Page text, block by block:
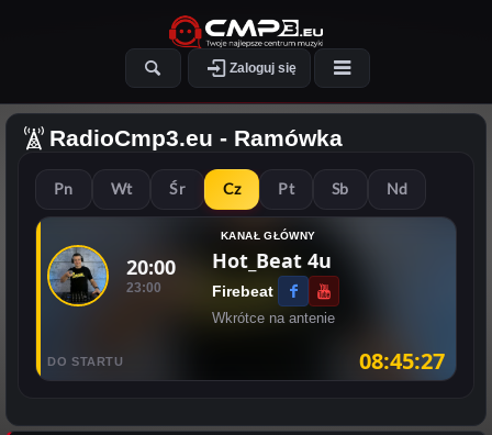
Zaloguj się
RadioCmp3.eu - Ramówka
Pn Wt Śr Cz Pt Sb Nd
20:00
23:00
KANAŁ GŁÓWNY
Hot_Beat 4u
Firebeat
Wkrótce na antenie
DO STARTU 08:45:27